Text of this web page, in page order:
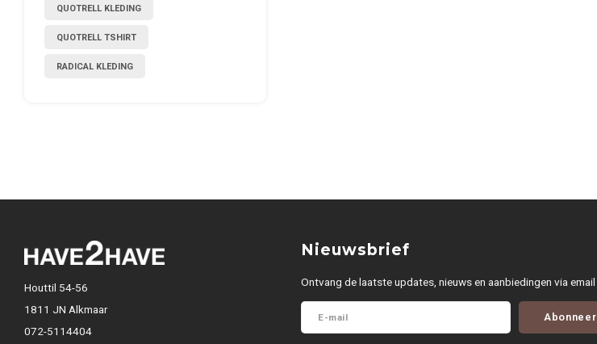
QUOTRELL KLEDING
QUOTRELL TSHIRT
RADICAL KLEDING
Houttil 54-56
1811 JN Alkmaar
072-5114404
Nieuwsbrief
Ontvang de laatste updates, nieuws en aanbiedingen via email
Abonneer